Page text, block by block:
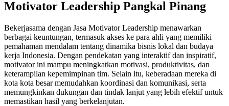
Motivator Leadership Pangkal Pinang
Bekerjasama dengan Jasa Motivator Leadership menawarkan
berbagai keuntungan, termasuk akses ke para ahli yang memiliki
pemahaman mendalam tentang dinamika bisnis lokal dan budaya
kerja Indonesia. Dengan pendekatan yang interaktif dan inspiratif,
motivator ini mampu meningkatkan motivasi, produktivitas, dan
keterampilan kepemimpinan tim. Selain itu, keberadaan mereka di
kota kota besar memudahkan koordinasi dan komunikasi, serta
memungkinkan dukungan dan tindak lanjut yang lebih efektif untuk
memastikan hasil yang berkelanjutan.